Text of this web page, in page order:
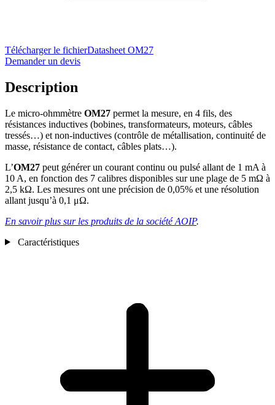
Télécharger le fichierDatasheet OM27
Demander un devis
Description
Le micro-ohmmètre OM27 permet la mesure, en 4 fils, des
résistances inductives (bobines, transformateurs, moteurs, câbles
tressés…) et non-inductives (contrôle de métallisation, continuité de
masse, résistance de contact, câbles plats…).
L’OM27 peut générer un courant continu ou pulsé allant de 1 mA à
10 A, en fonction des 7 calibres disponibles sur une plage de 5 mΩ à
2,5 kΩ. Les mesures ont une précision de 0,05% et une résolution
allant jusqu’à 0,1 μΩ.
En savoir plus sur les produits de la société AOIP.
Caractéristiques